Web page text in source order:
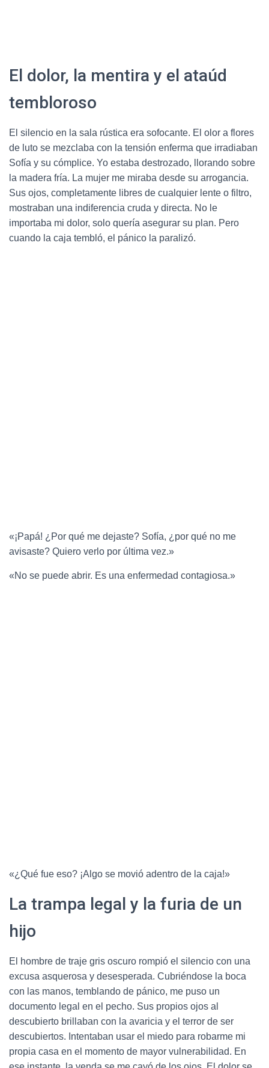
El dolor, la mentira y el ataúd
tembloroso
El silencio en la sala rústica era sofocante. El olor a flores
de luto se mezclaba con la tensión enferma que irradiaban
Sofía y su cómplice. Yo estaba destrozado, llorando sobre
la madera fría. La mujer me miraba desde su arrogancia.
Sus ojos, completamente libres de cualquier lente o filtro,
mostraban una indiferencia cruda y directa. No le
importaba mi dolor, solo quería asegurar su plan. Pero
cuando la caja tembló, el pánico la paralizó.
«¡Papá! ¿Por qué me dejaste? Sofía, ¿por qué no me
avisaste? Quiero verlo por última vez.»
«No se puede abrir. Es una enfermedad contagiosa.»
«¿Qué fue eso? ¡Algo se movió adentro de la caja!»
La trampa legal y la furia de un
hijo
El hombre de traje gris oscuro rompió el silencio con una
excusa asquerosa y desesperada. Cubriéndose la boca
con las manos, temblando de pánico, me puso un
documento legal en el pecho. Sus propios ojos al
descubierto brillaban con la avaricia y el terror de ser
descubiertos. Intentaban usar el miedo para robarme mi
propia casa en el momento de mayor vulnerabilidad. En